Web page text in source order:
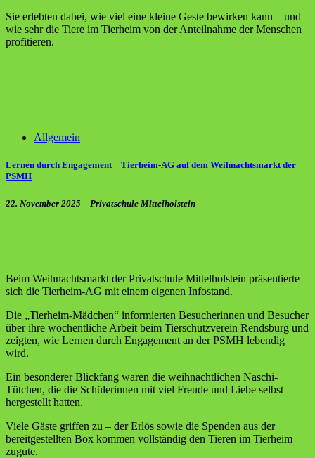
Sie erlebten dabei, wie viel eine kleine Geste bewirken kann – und
wie sehr die Tiere im Tierheim von der Anteilnahme der Menschen
profitieren.
Allgemein
Lernen durch Engagement – Tierheim-AG auf dem Weihnachtsmarkt der
PSMH
22. November 2025 – Privatschule Mittelholstein
Beim Weihnachtsmarkt der Privatschule Mittelholstein präsentierte
sich die Tierheim-AG mit einem eigenen Infostand.
Die „Tierheim-Mädchen“ informierten Besucherinnen und Besucher
über ihre wöchentliche Arbeit beim Tierschutzverein Rendsburg und
zeigten, wie Lernen durch Engagement an der PSMH lebendig
wird.
Ein besonderer Blickfang waren die weihnachtlichen Naschi-
Tütchen, die die Schülerinnen mit viel Freude und Liebe selbst
hergestellt hatten.
Viele Gäste griffen zu – der Erlös sowie die Spenden aus der
bereitgestellten Box kommen vollständig den Tieren im Tierheim
zugute.